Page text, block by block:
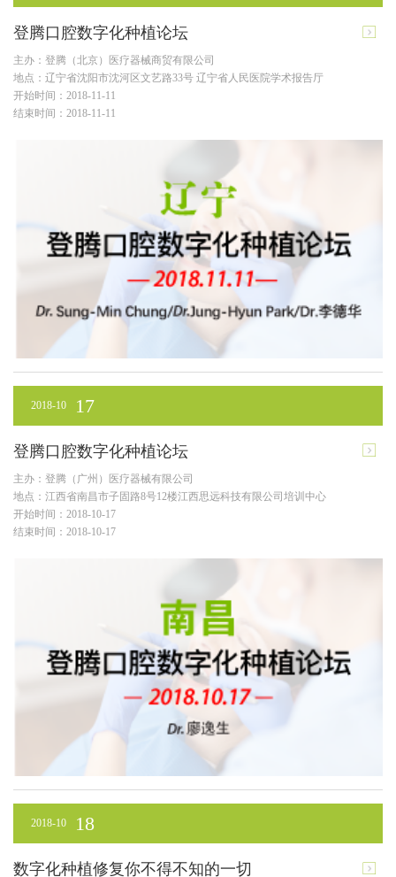
登腾口腔数字化种植论坛
主办：登腾（北京）医疗器械商贸有限公司
地点：辽宁省沈阳市沈河区文艺路33号 辽宁省人民医院学术报告厅
开始时间：2018-11-11
结束时间：2018-11-11
2018-10 17
登腾口腔数字化种植论坛
主办：登腾（广州）医疗器械有限公司
地点：江西省南昌市子固路8号12楼江西思远科技有限公司培训中心
开始时间：2018-10-17
结束时间：2018-10-17
2018-10 18
数字化种植修复你不得不知的一切